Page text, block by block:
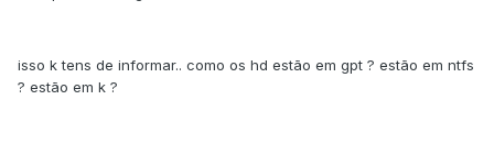
isso k tens de informar.. como os hd estão em gpt ? estão em ntfs
? estão em k ?